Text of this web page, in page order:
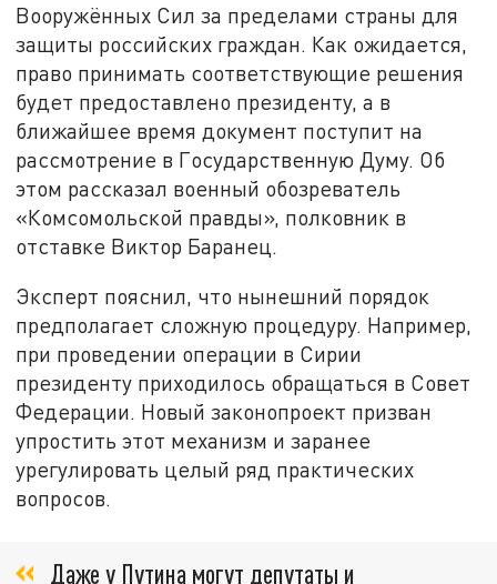
Вооружённых Сил за пределами страны для
защиты российских граждан. Как ожидается,
право принимать соответствующие решения
будет предоставлено президенту, а в
ближайшее время документ поступит на
рассмотрение в Государственную Думу. Об
этом рассказал военный обозреватель
«Комсомольской правды», полковник в
отставке Виктор Баранец.
Эксперт пояснил, что нынешний порядок
предполагает сложную процедуру. Например,
при проведении операции в Сирии
президенту приходилось обращаться в Совет
Федерации. Новый законопроект призван
упростить этот механизм и заранее
урегулировать целый ряд практических
вопросов.
Даже у Путина могут депутаты и